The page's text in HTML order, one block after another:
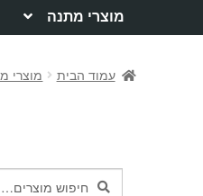
מוצרי מתנה
עמוד הבית מוצרי
חיפושחיפוש